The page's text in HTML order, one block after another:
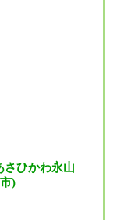
かわ永山
)